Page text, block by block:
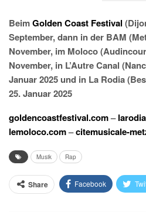
BeimGolden Coast Festival
September, dann in der BAM
November, im Moloco
November, in L’Autre Canal
Januar 2025 und in La Rodia
25. Januar 2025
goldencoastfestival.com–
lemoloco.com–citemusicale-
Musik Rap
Share Facebook